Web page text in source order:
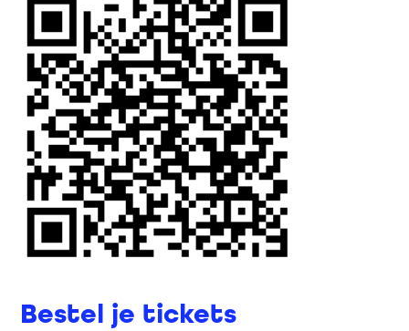
Bestel je tickets